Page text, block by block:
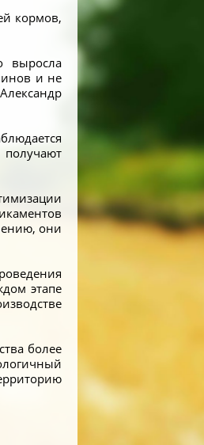
кормов,
выросла
и не
они
этапе
более